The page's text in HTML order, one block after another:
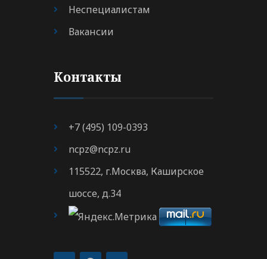
Неспециалистам
Вакансии
Контакты
+7 (495) 109-0393
ncpz@ncpz.ru
115522, г.Москва, Каширское
шоссе, д.34